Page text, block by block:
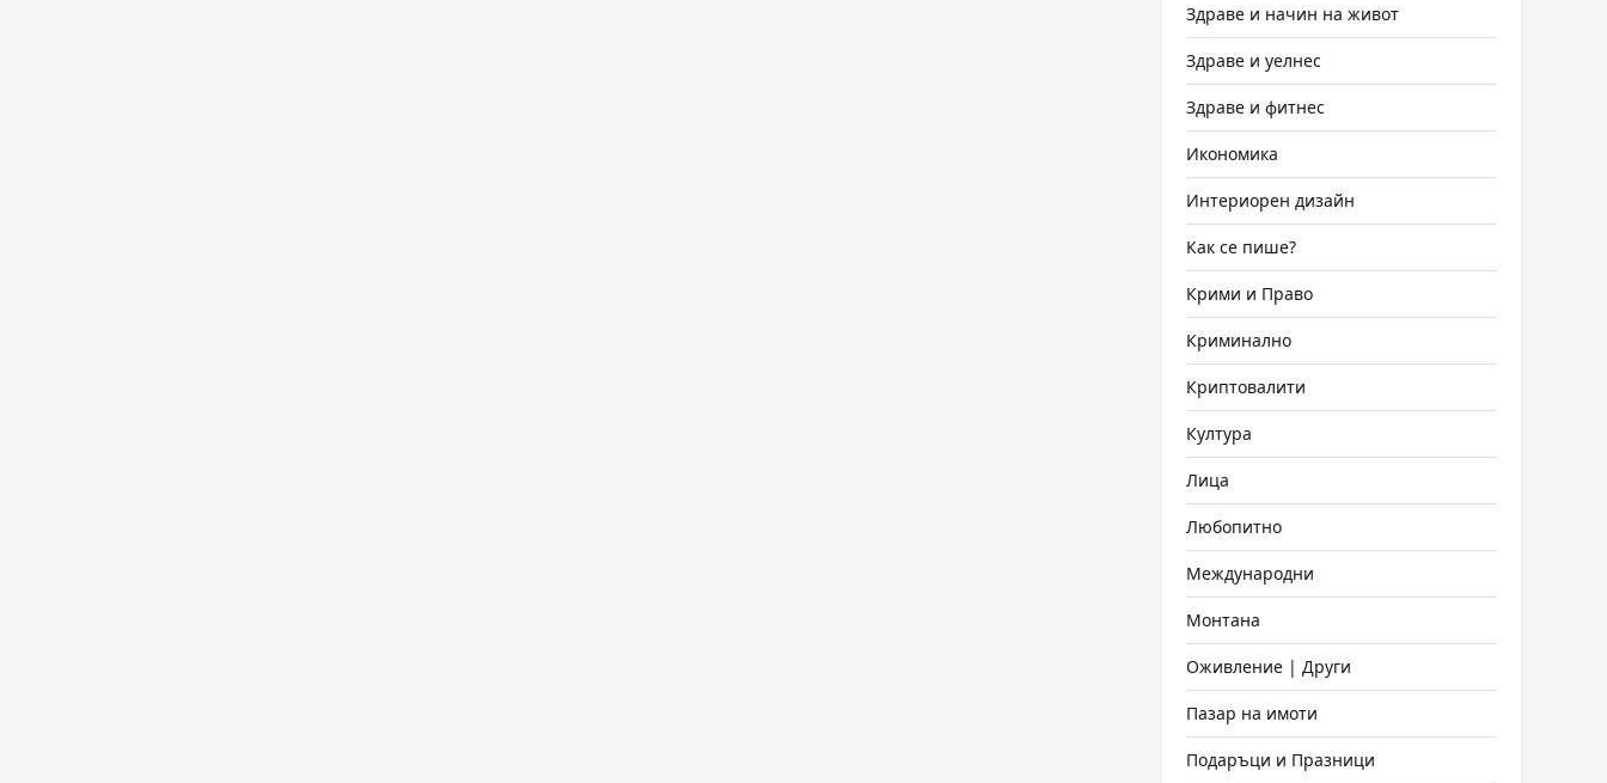
Здраве и начин на живот
Здраве и уелнес
Здраве и фитнес
Икономика
Интериорен дизайн
Как се пише?
Крими и Право
Криминално
Криптовалити
Култура
Лица
Любопитно
Международни
Монтана
Оживление | Други
Пазар на имоти
Подаръци и Празници